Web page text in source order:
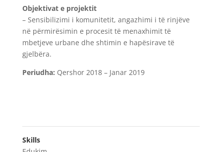
Objektivat e projektit
– Sensibilizimi i komunitetit, angazhimi i të rinjëve
në përmirësimin e procesit të menaxhimit të
mbetjeve urbane dhe shtimin e hapësirave të
gjelbëra.
Periudha: Qershor 2018 – Janar 2019
Skills